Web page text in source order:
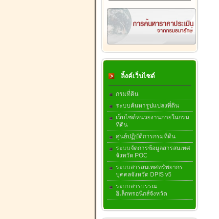
ลิ้งค์เว็บไซต์
กรมที่ดิน
ระบบค้นหารูปแปลงที่ดิน
เว็บไซต์หน่วยงานภายในกรม
ที่ดิน
ศูนย์ปฏิบัติการกรมที่ดิน
ระบบจัดการข้อมูลสารสนเทศ
จังหวัด POC
ระบบสารสนเทศทรัพยากร
บุคคลจังหวัด DPIS v5
ระบบสารบรรณ
อิเล็กทรอนิกส์จังหวัด